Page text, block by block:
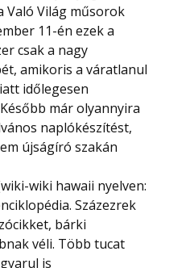
Való Világ műsorok
11-én ezek a
csak a nagy
amikoris a váratlanul
időlegesen
már olyannyira
naplókészítést,
újságíró szakán
wiki hawaii nyelven:
Százezrek
bárki
véli. Több tucat
is